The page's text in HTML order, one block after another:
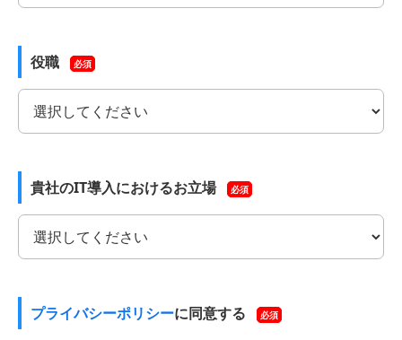
役職 必須
貴社のIT導入におけるお立場 必須
プライバシーポリシーに同意する 必須